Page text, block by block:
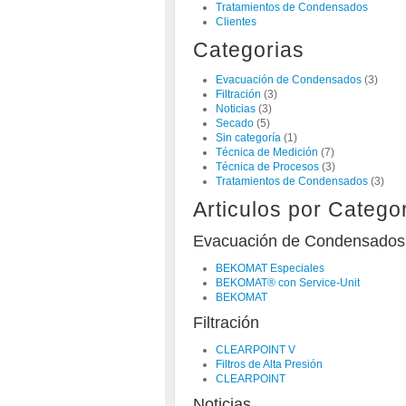
Tratamientos de Condensados
Clientes
Categorias
Evacuación de Condensados (3)
Filtración (3)
Noticias (3)
Secado (5)
Sin categoría (1)
Técnica de Medición (7)
Técnica de Procesos (3)
Tratamientos de Condensados (3)
Articulos por
Evacuación de Condensados
BEKOMAT Especiales
BEKOMAT® con Service-Unit
BEKOMAT
Filtración
CLEARPOINT V
Filtros de Alta Presión
CLEARPOINT